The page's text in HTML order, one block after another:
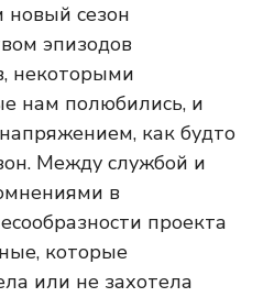
сезон
эпизодов
некоторыми
нам полюбились, и
как будто
Между службой и
в
проекта
которые
или не захотела